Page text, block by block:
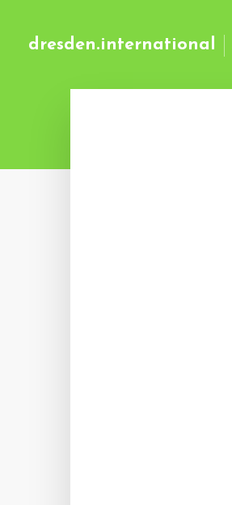
dresden.international